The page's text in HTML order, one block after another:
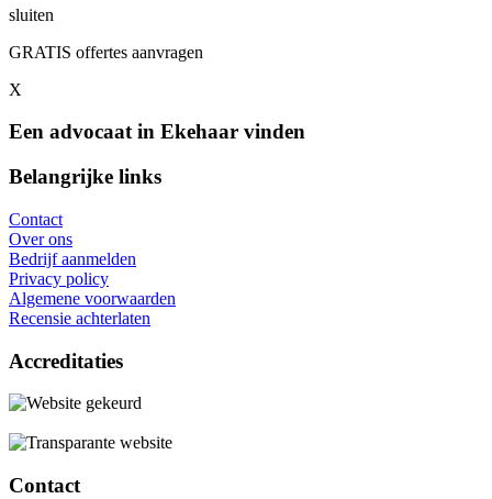
sluiten
GRATIS offertes aanvragen
X
Een advocaat in Ekehaar vinden
Belangrijke links
Contact
Over ons
Bedrijf aanmelden
Privacy policy
Algemene voorwaarden
Recensie achterlaten
Accreditaties
Contact